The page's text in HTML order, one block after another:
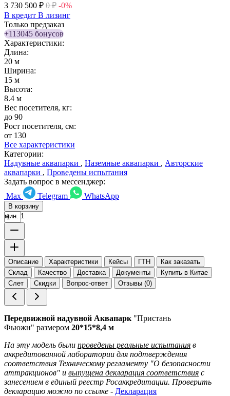
3 730 500 ₽ 0 ₽ -0%
В кредит В лизинг
Только предзаказ
+113045 бонусов
Характеристики:
Длина:
20 м
Ширина:
15 м
Высота:
8.4 м
Вес посетителя, кг:
до 90
Рост посетителя, см:
от 130
Все характеристики
Категории:
Надувные аквапарки , Наземные аквапарки , Авторские
аквапарки , Проведены испытания
Задать вопрос в мессенджер:
Max
Telegram WhatsApp
В корзину
мин. 1
Описание Характеристики Кейсы ГТН
Как заказать
Склад
Качество Доставка Документы
Купить в Китае
Слет
Скидки Вопрос-ответ Отзывы (0)
Передвижной надувной Аквапарк "Пристань
Фьюжн" размером 20*15*8,4 м
На эту модель были проведены реальные испытания в
аккредитованной лаборатории для подтверждения
соответствия Техническому регламенту "О безопасности
аттракционов" и выпущена декларация соответствия с
занесением в единый реестр Росаккредитации. Проверить
декларацию можно по ссылке - Декларация